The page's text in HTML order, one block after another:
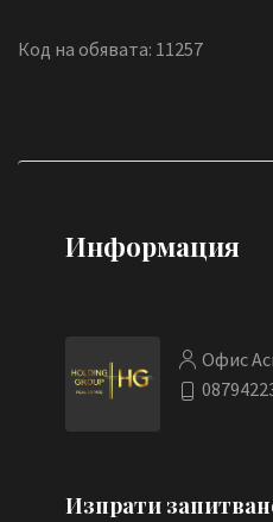
Код на обявата: 11257
Информация
Офис
Изпрати